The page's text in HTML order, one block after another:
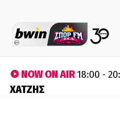
NOW ON AIR18:00 -
ΧΑΤΖΗΣ